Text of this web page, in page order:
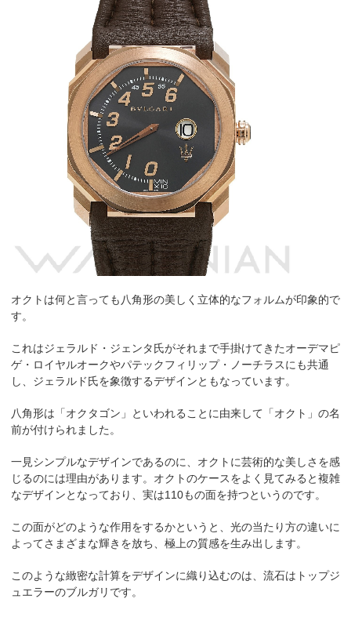
オクトは何と言っても八角形の美しく立体的なフォルムが印象的で
す。
これはジェラルド・ジェンタ氏がそれまで手掛けてきたオーデマピ
ゲ・ロイヤルオークやパテックフィリップ・ノーチラスにも共通
し、ジェラルド氏を象徴するデザインともなっています。
八角形は「オクタゴン」といわれることに由来して「オクト」の名
前が付けられました。
一見シンプルなデザインであるのに、オクトに芸術的な美しさを感
じるのには理由があります。オクトのケースをよく見てみると複雑
なデザインとなっており、実は110もの面を持つというのです。
この面がどのような作用をするかというと、光の当たり方の違いに
よってさまざまな輝きを放ち、極上の質感を生み出します。
このような緻密な計算をデザインに織り込むのは、流石はトップジ
ュエラーのブルガリです。